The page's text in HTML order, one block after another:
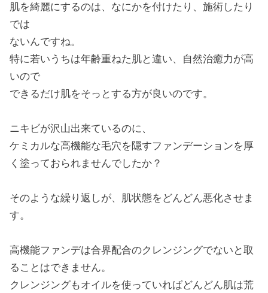
肌を綺麗にするのは、なにかを付けたり、施術したり
では
ないんですね。
特に若いうちは年齢重ねた肌と違い、自然治癒力が高
いので
できるだけ肌をそっとする方が良いのです。
ニキビが沢山出来ているのに、
ケミカルな高機能な毛穴を隠すファンデーションを厚
く塗っておられませんでしたか？
そのような繰り返しが、肌状態をどんどん悪化させま
す。
高機能ファンデは合界配合のクレンジングでないと取
ることはできません。
クレンジングもオイルを使っていればどんどん肌は荒